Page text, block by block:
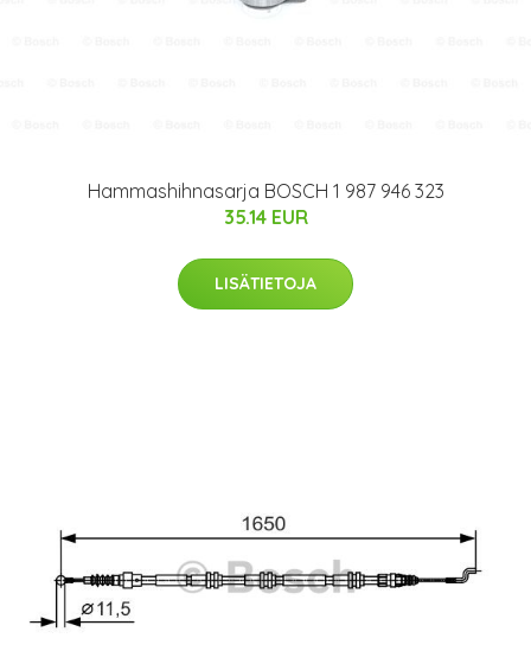
Hammashihnasarja BOSCH 1 987 946 323
35.14 EUR
LISÄTIETOJA